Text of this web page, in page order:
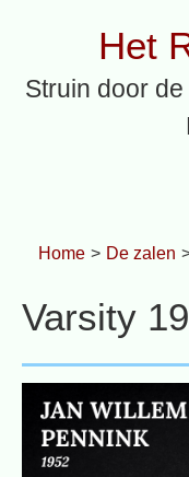
Het
Struin door
Home > De zalen
Varsity